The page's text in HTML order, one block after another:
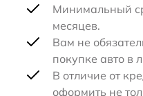
Минимальный
месяцев.
Вам не
покупке авто в
В отличие от
оформить не